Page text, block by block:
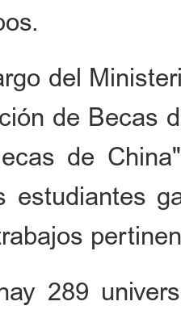
del
de Becas
de
estudiantes
289